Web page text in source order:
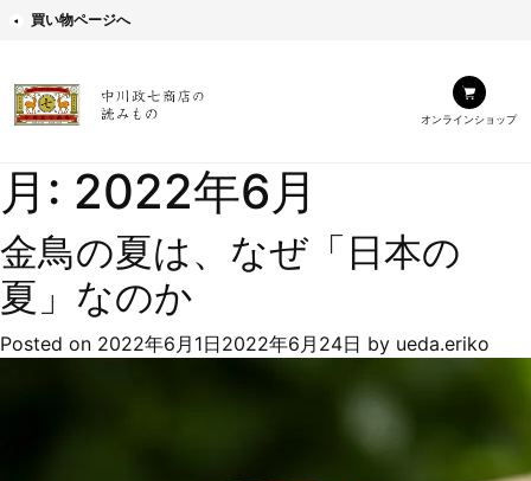
買い物ページへ
オンラインショップ
月: 2022年6月
金鳥の夏は、なぜ「日本の
夏」なのか
Posted on 2022年6月1日2022年6月24日 by ueda.eriko